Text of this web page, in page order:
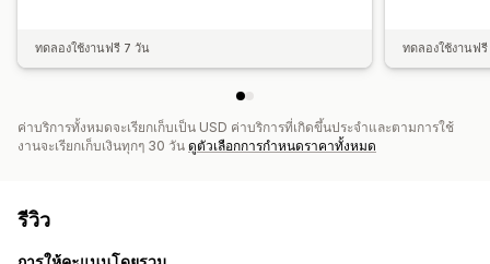
ทดลองใช้งานฟรี 7 วัน ทดลองใช้งานฟ
ค่าบริการทั้งหมดจะเรียกเก็บเป็น USD ค่าบริการที่เกิดขึ้นประจำและตามการใช้
งานจะเรียกเก็บเงินทุกๆ 30 วัน ดูตัวเลือกการกำหนดราคาทั้งหมด
รีวิว